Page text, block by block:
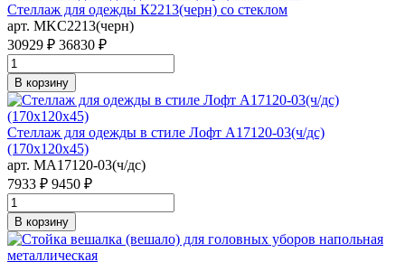
Стеллаж для одежды К2213(черн) со стеклом
арт. MKC2213(черн)
30929 ₽ 36830 ₽
В корзину
Стеллаж для одежды в стиле Лофт A17120-03(ч/дс)
(170х120х45)
арт. MA17120-03(ч/дс)
7933 ₽ 9450 ₽
В корзину